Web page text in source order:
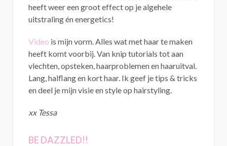
heeft weer een groot effect op je algehele
uitstraling én energetics!
Video is mijn vorm. Alles wat met haar te maken
heeft komt voorbij. Van knip tutorials tot aan
vlechten, opsteken, haarproblemen en haaruitval.
Lang, halflang en kort haar. Ik geef je tips & tricks
en deel je mijn visie en style op hairstyling.
xx Tessa
BE DAZZLED!!